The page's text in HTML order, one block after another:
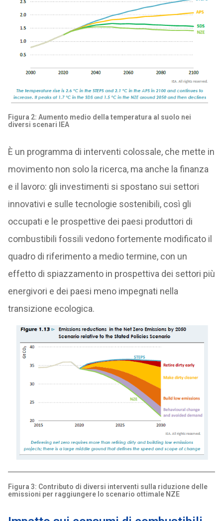
Figura 2: Aumento medio della temperatura al suolo nei
diversi scenari IEA
È un programma di interventi colossale, che mette in
movimento non solo la ricerca, ma anche la finanza
e il lavoro: gli investimenti si spostano sui settori
innovativi e sulle tecnologie sostenibili, così gli
occupati e le prospettive dei paesi produttori di
combustibili fossili vedono fortemente modificato il
quadro di riferimento a medio termine, con un
effetto di spiazzamento in prospettiva dei settori più
energivori e dei paesi meno impegnati nella
transizione ecologica.
Figura 3: Contributo di diversi interventi sulla riduzione delle
emissioni per raggiungere lo scenario ottimale NZE